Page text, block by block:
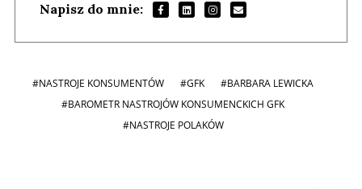
Napisz do mnie:
#NASTROJE KONSUMENTÓW #GFK
#BARBARA LEWICKA
#BAROMETR NASTROJÓW KONSUMENCKICH GFK
#NASTROJE POLAKÓW